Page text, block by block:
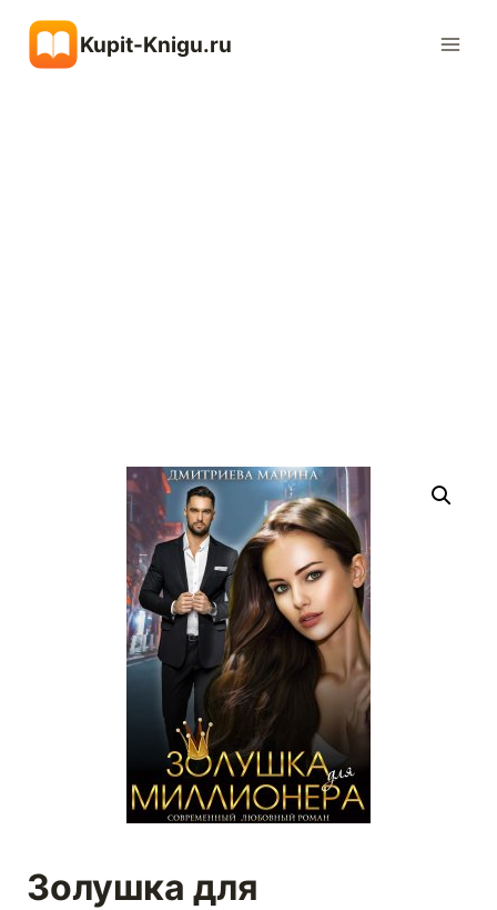
содержимому
Kupit-Knigu.ru
Золушка для